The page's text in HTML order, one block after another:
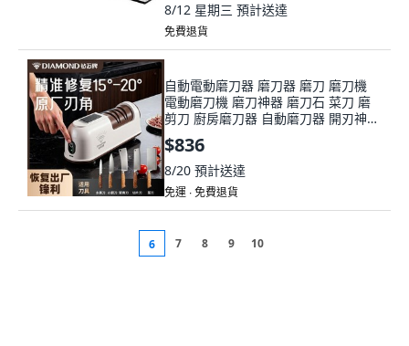
8/12 星期三 預計送達
免費退貨
自動電動磨刀器 磨刀器 磨刀 磨刀機
電動磨刀機 磨刀神器 磨刀石 菜刀 磨
剪刀 廚房磨刀器 自動磨刀器 開刃神
器, 1個
$836
8/20 預計送達
免運 ∙ 免費退貨
6 7 8 9 10